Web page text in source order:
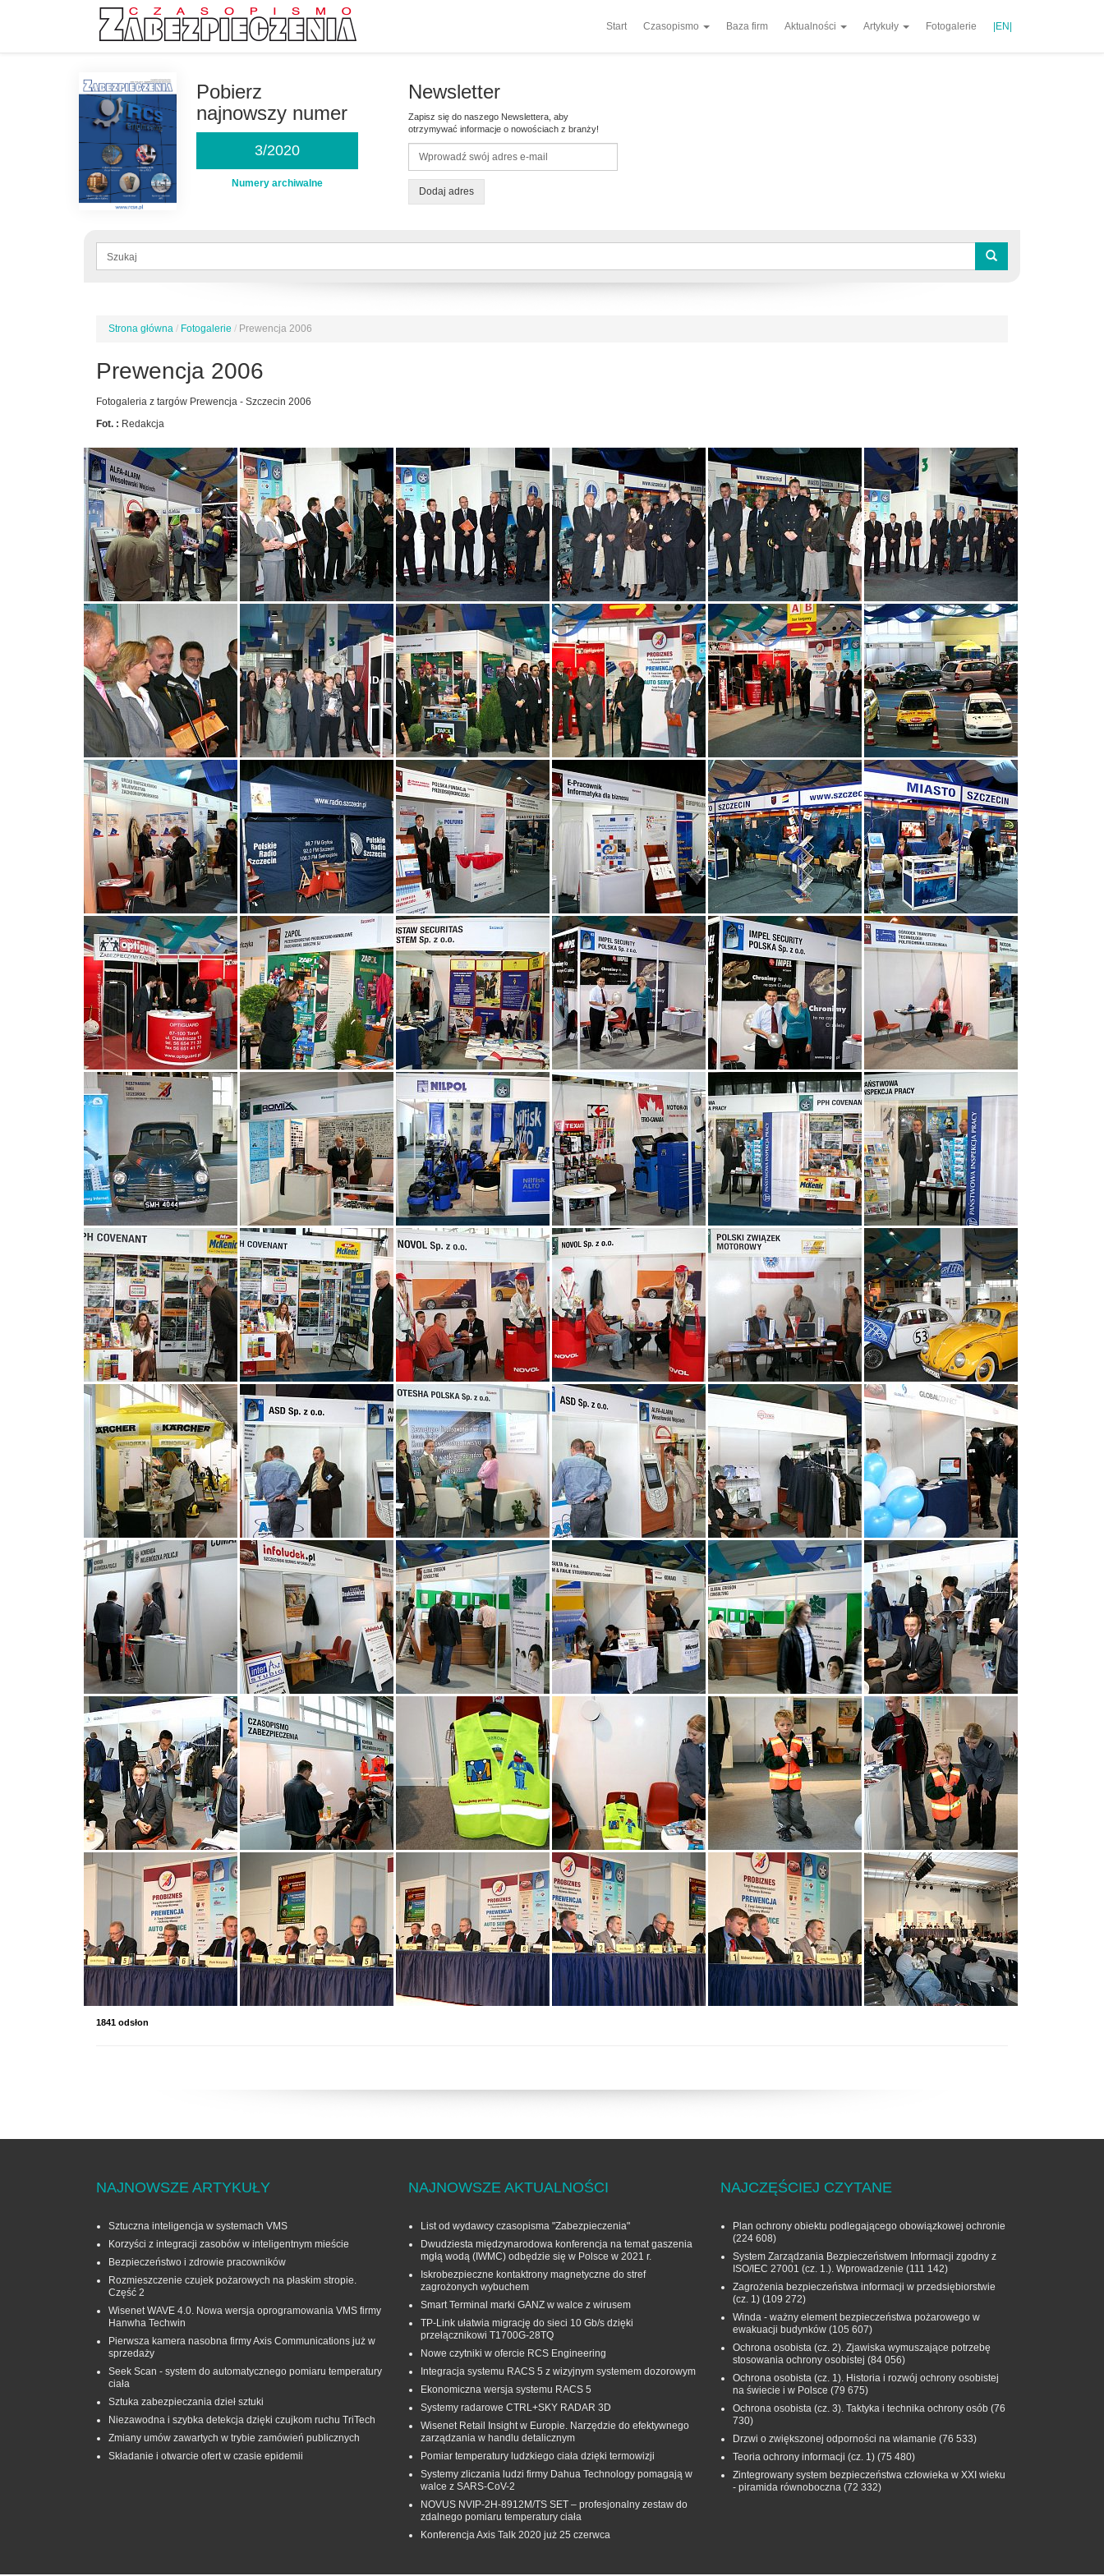
Start Czasopismo Baza firm Aktualności Artykuły Fotogalerie |EN|
Pobierz
najnowszy numer
3/2020
Numery archiwalne
Newsletter
Zapisz się do naszego Newslettera, aby
otrzymywać informacje o nowościach z branży!
Dodaj adres
Formularz
Jesteś
Strona główna / Fotogalerie / Prewencja 2006
Prewencja 2006
Fotogaleria z targów Prewencja - Szczecin 2006
Fot. : Redakcja
1841 odsłon
NAJNOWSZE ARTYKUŁY
Sztuczna inteligencja w systemach VMS
Korzyści z integracji zasobów w inteligentnym mieście
Bezpieczeństwo i zdrowie pracowników
Rozmieszczenie czujek pożarowych na płaskim stropie.
Część 2
Wisenet WAVE 4.0. Nowa wersja oprogramowania VMS firmy
Hanwha Techwin
Pierwsza kamera nasobna firmy Axis Communications już w
sprzedaży
Seek Scan - system do automatycznego pomiaru temperatury
ciała
Sztuka zabezpieczania dzieł sztuki
Niezawodna i szybka detekcja dzięki czujkom ruchu TriTech
Zmiany umów zawartych w trybie zamówień publicznych
Składanie i otwarcie ofert w czasie epidemii
NAJNOWSZE AKTUALNOŚCI
List od wydawcy czasopisma "Zabezpieczenia"
Dwudziesta międzynarodowa konferencja na temat gaszenia
mgłą wodą (IWMC) odbędzie się w Polsce w 2021 r.
Iskrobezpieczne kontaktrony magnetyczne do stref
zagrożonych wybuchem
Smart Terminal marki GANZ w walce z wirusem
TP-Link ułatwia migrację do sieci 10 Gb/s dzięki
przełącznikowi T1700G‑28TQ
Nowe czytniki w ofercie RCS Engineering
Integracja systemu RACS 5 z wizyjnym systemem dozorowym
Ekonomiczna wersja systemu RACS 5
Systemy radarowe CTRL+SKY RADAR 3D
Wisenet Retail Insight w Europie. Narzędzie do efektywnego
zarządzania w handlu detalicznym
Pomiar temperatury ludzkiego ciała dzięki termowizji
Systemy zliczania ludzi firmy Dahua Technology pomagają w
walce z SARS-CoV-2
NOVUS NVIP-2H-8912M/TS SET – profesjonalny zestaw do
zdalnego pomiaru temperatury ciała
Konferencja Axis Talk 2020 już 25 czerwca
NAJCZĘŚCIEJ CZYTANE
Plan ochrony obiektu podlegającego obowiązkowej ochronie
(224 608)
System Zarządzania Bezpieczeństwem Informacji zgodny z
ISO/IEC 27001 (cz. 1.). Wprowadzenie (111 142)
Zagrożenia bezpieczeństwa informacji w przedsiębiorstwie
(cz. 1) (109 272)
Winda - ważny element bezpieczeństwa pożarowego w
ewakuacji budynków (105 607)
Ochrona osobista (cz. 2). Zjawiska wymuszające potrzebę
stosowania ochrony osobistej (84 056)
Ochrona osobista (cz. 1). Historia i rozwój ochrony osobistej
na świecie i w Polsce (79 675)
Ochrona osobista (cz. 3). Taktyka i technika ochrony osób (76
730)
Drzwi o zwiększonej odporności na włamanie (76 533)
Teoria ochrony informacji (cz. 1) (75 480)
Zintegrowany system bezpieczeństwa człowieka w XXI wieku
- piramida równoboczna (72 332)